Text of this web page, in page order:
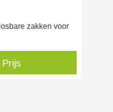
zakken voor